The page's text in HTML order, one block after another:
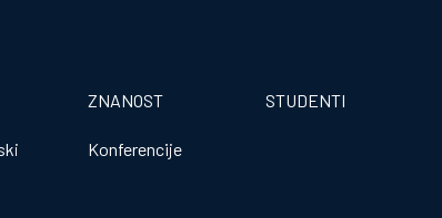
ZNANOST
Konferencije
STUDENTI